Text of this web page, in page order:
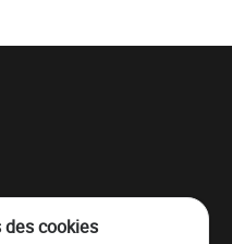
Famenne
cookies